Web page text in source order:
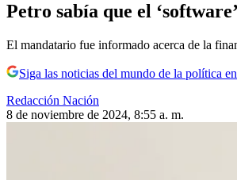
Petro sabía que el
El mandatario fue informado acerca de la
Siga las noticias del mundo de la política
Redacción Nación
8 de noviembre de 2024, 8:55 a. m.